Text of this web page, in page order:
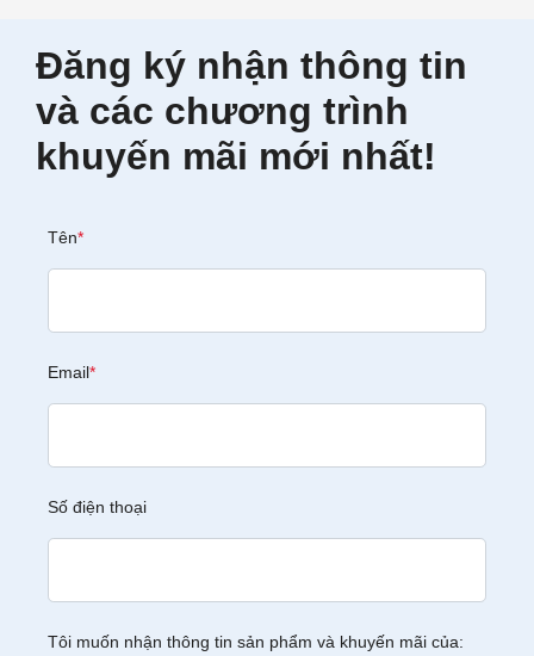
Đăng ký nhận thông tin
và các chương trình
khuyến mãi mới nhất!
Tên*
Email*
Số điện thoại
Tôi muốn nhận thông tin sản phẩm và khuyến mãi của: